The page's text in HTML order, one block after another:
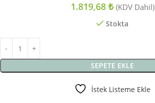
1.819,68 ₺ (KDV Dahil)
Stokta
SEPETE EKLE
İstek Listeme Ekle